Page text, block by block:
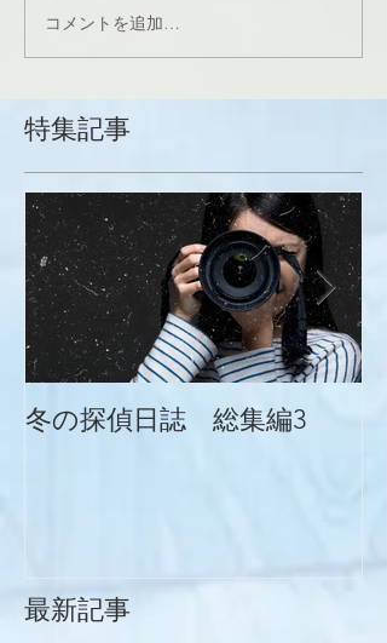
コメントを追加…
特集記事
冬の探偵日誌 総集編3
最新記事